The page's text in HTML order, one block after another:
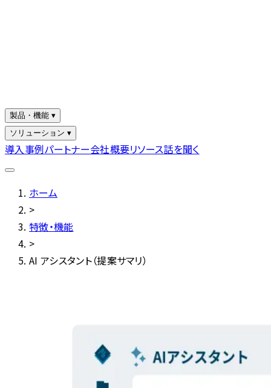
製品・機能 ▾
ソリューション ▾
導入事例パートナー会社概要リソース話を聞く
ホーム
>
特徴・機能
>
AI アシスタント（提案サマリ）